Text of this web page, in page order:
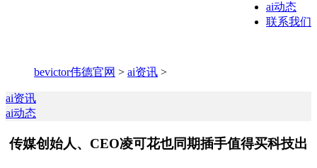
ai动态
联系我们
bevictor伟德官网 > ai资讯 >
ai资讯
ai动态
传媒创始人、CEO凌可花也同期插手值得买科技出